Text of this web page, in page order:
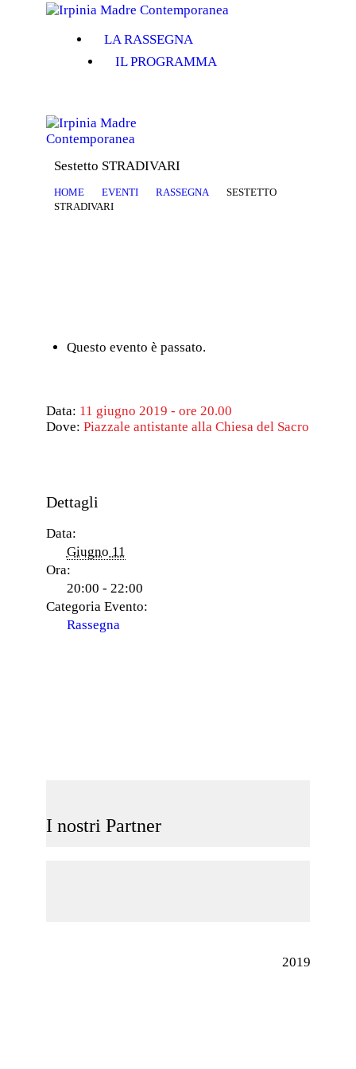
LA RASSEGNA
IL PROGRAMMA
Sestetto STRADIVARI
HOME EVENTI RASSEGNA
SESTETTO
STRADIVARI
LA RASSEGNA
IL PROGRAMMA
Questo evento è passato.
Data: 11 giugno 2019 - ore 20.00
Dove: Piazzale antistante alla Chiesa del Sacro
Dettagli
Data:
Giugno 11
Ora:
20:00 - 22:00
Categoria Evento:
Rassegna
I nostri Partner
2019 ©